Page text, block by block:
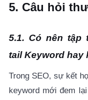
5. Câu hỏi
5.1. Có nên tập
tail Keyword hay
Trong SEO, sự kết
keyword mới đem